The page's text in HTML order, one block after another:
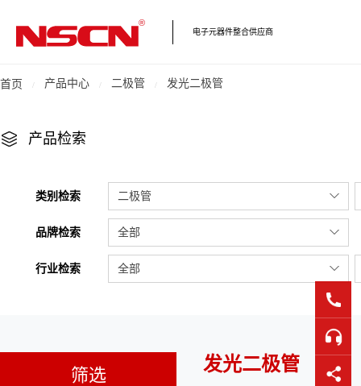
电子元器件整合供应商
首页 产品中心 二极管 发光二极管
产品检索
类别检索 二极管
品牌检索 全部
行业检索 全部
筛选
发光二极管